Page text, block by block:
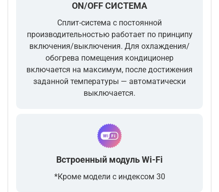
ON/OFF СИСТЕМА
Сплит-система с постоянной
производительностью работает по принципу
включения/выключения. Для охлаждения/
обогрева помещения кондиционер
включается на максимум, после достижения
заданной температуры — автоматически
выключается.
Встроенный модуль Wi-Fi
*Кроме модели с индексом 30